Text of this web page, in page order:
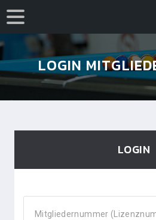
LOGIN
LOGIN
Mitgliedernummer